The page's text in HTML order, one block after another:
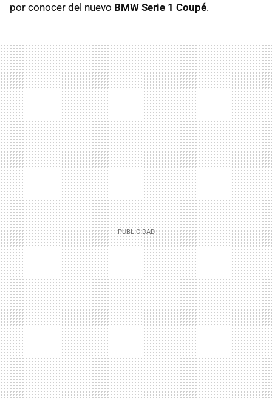
por conocer del nuevo BMW Serie 1 Coupé.